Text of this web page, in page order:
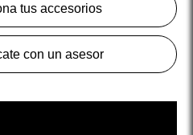
tus accesorios
con un asesor